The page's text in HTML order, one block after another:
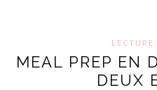
MEAL PREP EN
DEUX